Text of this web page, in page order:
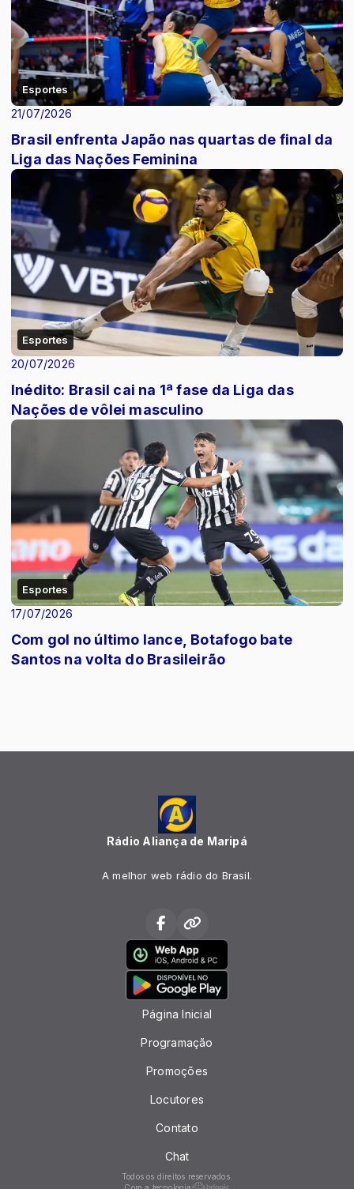
Esportes
21/07/2026
Brasil enfrenta Japão nas quartas de final da
Liga das Nações Feminina
Esportes
20/07/2026
Inédito: Brasil cai na 1ª fase da Liga das
Nações de vôlei masculino
Esportes
17/07/2026
Com gol no último lance, Botafogo bate
Santos na volta do Brasileirão
Rádio Aliança de Maripá
A melhor web rádio do Brasil.
Página Inicial
Programação
Promoções
Locutores
Contato
Chat
Todos os direitos reservados.